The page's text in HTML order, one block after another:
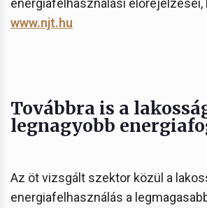
energiafelhasználási előrejelzései,
www.njt.hu
Továbbra is a
legnagyobb
Az öt vizsgált szektor közül a
energiafelhasználás a